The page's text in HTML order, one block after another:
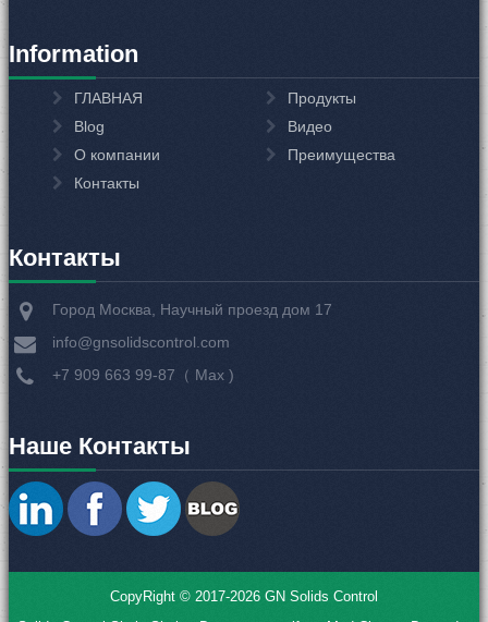
Information
ГЛАВНАЯ
Продукты
Blog
Видео
О компании
Преимущества
Контакты
Контакты
Город Москва, Научный проезд дом 17
info@gnsolidscontrol.com
+7 909 663 99-87（ Мах )
Наше Контакты
CopyRight © 2017-2026 GN Solids Control